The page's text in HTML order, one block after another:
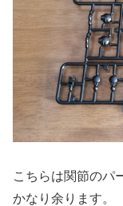
こちらは関節のパ
かなり余ります。